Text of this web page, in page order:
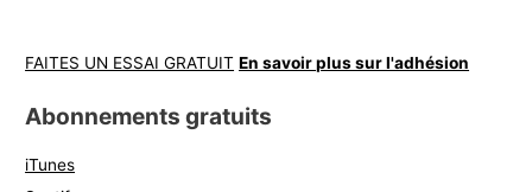
FAITES UN ESSAI GRATUIT En savoir plus sur l'adhésion
Abonnements gratuits
iTunes